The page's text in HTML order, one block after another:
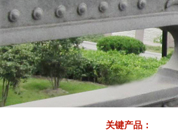
关键产品：